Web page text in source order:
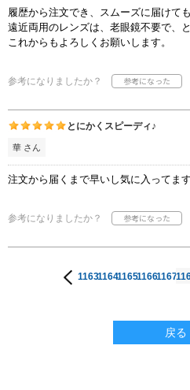
履歴から注文でき、スムーズに届けて
遠近両用のレンズは、老眼鏡不要で、
これからもよろしくお願いします。
参考になりましたか？
とにかくスピーディ♪
華 さん
注文から届くまで早いし気に入ってます
参考になりましたか？
11631164116511661167
戻る